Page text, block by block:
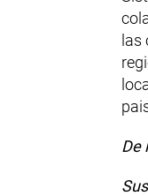
De